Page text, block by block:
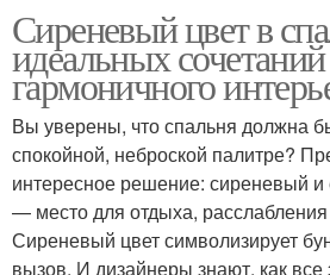
Сиреневый цвет в
идеальных
гармоничного
Вы уверены, что спальня должна
спокойной, неброской палитре?
интересное решение: сиреневый и
— место для отдыха, расслабления
Сиреневый цвет символизирует
вызов. И дизайнеры знают, как все